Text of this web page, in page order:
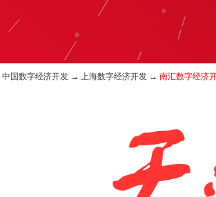
中国数字经济开发 → 上海数字经济开发 → 南汇数字经济